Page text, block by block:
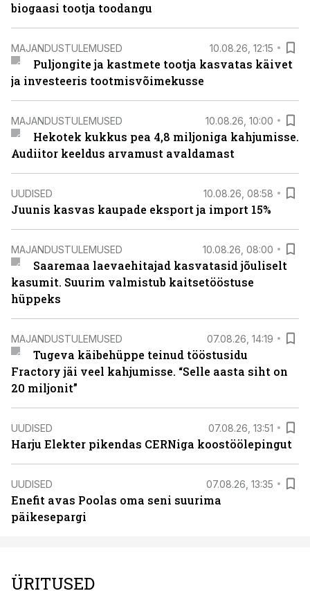
biogaasi tootja toodangu
MAJANDUSTULEMUSED 10.08.26, 12:15
Puljongite ja kastmete tootja kasvatas käivet
ja investeeris tootmisvõimekusse
MAJANDUSTULEMUSED 10.08.26, 10:00
Hekotek kukkus pea 4,8 miljoniga kahjumisse.
Audiitor keeldus arvamust avaldamast
UUDISED 10.08.26, 08:58
Juunis kasvas kaupade eksport ja import 15%
MAJANDUSTULEMUSED 10.08.26, 08:00
Saaremaa laevaehitajad kasvatasid jõuliselt
kasumit. Suurim valmistub kaitsetööstuse
hüppeks
MAJANDUSTULEMUSED 07.08.26, 14:19
Tugeva käibehüppe teinud tööstusidu
Fractory jäi veel kahjumisse. “Selle aasta siht on
20 miljonit”
UUDISED 07.08.26, 13:51
Harju Elekter pikendas CERNiga koostöölepingut
UUDISED 07.08.26, 13:35
Enefit avas Poolas oma seni suurima
päikesepargi
ÜRITUSED